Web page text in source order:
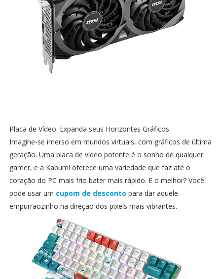
Placa de Vídeo: Expanda seus Horizontes Gráficos
Imagine-se imerso em mundos virtuais, com gráficos de última
geração. Uma placa de vídeo potente é o sonho de qualquer
gamer, e a Kabum! oferece uma variedade que faz até o
coração do PC mais frio bater mais rápido. E o melhor? Você
pode usar um cupom de desconto para dar aquele
empurrãozinho na direção dos pixels mais vibrantes.